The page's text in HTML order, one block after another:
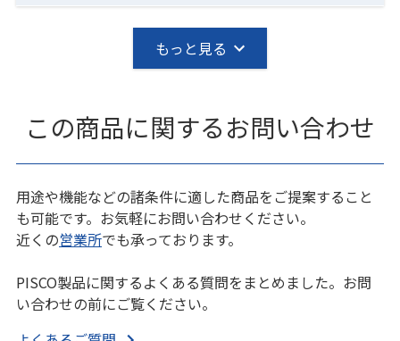
もっと見る
この商品に関するお問い合わせ
用途や機能などの諸条件に適した商品をご提案すること
も可能です。お気軽にお問い合わせください。
近くの営業所でも承っております。
PISCO製品に関するよくある質問をまとめました。お問
い合わせの前にご覧ください。